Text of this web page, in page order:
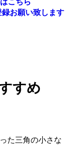
こちら
お願い致します
すすめ
た三角の小さな